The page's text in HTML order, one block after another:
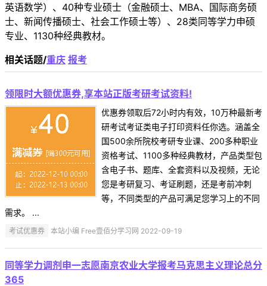
英语数学）、40种专业硕士（金融硕士、MBA、国际商务硕
士、新闻传播硕士、社会工作硕士等）、28类同等学力申硕
专业、1130种经典教材。
相关话题/重庆 报考
领限时大额优惠券,享本站正版考研考试资料!
优惠券领取后72小时内有效，10万种最新考
研考试考证类电子打印资料任你选。涵盖全
国500余所院校考研专业课、200多种职业
资格考试、1100多种经典教材，产品类型包
含电子书、题库、全套资料以及视频，无论
您是考研复习、考证刷题，还是考前冲刺
等，不同类型的产品可满足您学习上的不同
需求。 ...
考试优惠券 本站小编 Free壹佰分学习网 2022-09-19
同等学力调剂申一志愿南京农业大学报考马克思主义理论总分
365